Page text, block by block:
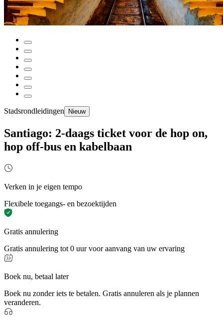
Stadsrondleidingen Nieuw
Santiago: 2-daags ticket voor de hop on,
hop off-bus en kabelbaan
Verken in je eigen tempo
Flexibele toegangs- en bezoektijden
Gratis annulering
Gratis annulering tot 0 uur voor aanvang van uw ervaring
Boek nu, betaal later
Boek nu zonder iets te betalen. Gratis annuleren als je plannen
veranderen.